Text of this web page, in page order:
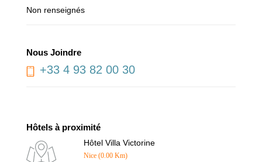
Non renseignés
Nous Joindre
+33 4 93 82 00 30
Hôtels à proximité
Hôtel Villa Victorine
Nice (0.00 Km)